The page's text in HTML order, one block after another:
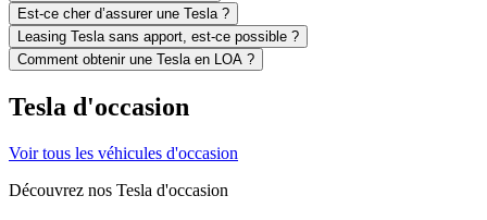
Est-ce cher d’assurer une Tesla ?
Leasing Tesla sans apport, est-ce possible ?
Comment obtenir une Tesla en LOA ?
Tesla d'occasion
Voir tous les véhicules d'occasion
Découvrez nos Tesla d'occasion